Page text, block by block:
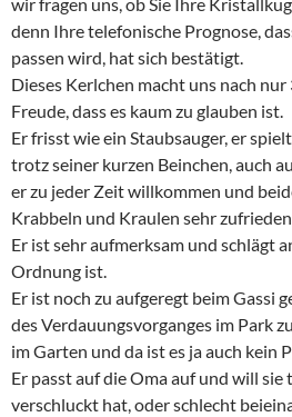
wir fragen uns, ob Sie Ihre
denn Ihre telefonische Prognose,
passen wird, hat sich bestätigt.
Dieses Kerlchen macht uns nach nur
Freude, dass es kaum zu glauben ist.
Er frisst wie ein Staubsauger, er
trotz seiner kurzen Beinchen, auch
er zu jeder Zeit willkommen und
Krabbeln und Kraulen sehr
Er ist sehr aufmerksam und schlägt
Ordnung ist.
Er ist noch zu aufgeregt beim Gassi
des Verdauungsvorganges im Park
im Garten und da ist es ja auch kein
Er passt auf die Oma auf und will sie
verschluckt hat, oder schlecht